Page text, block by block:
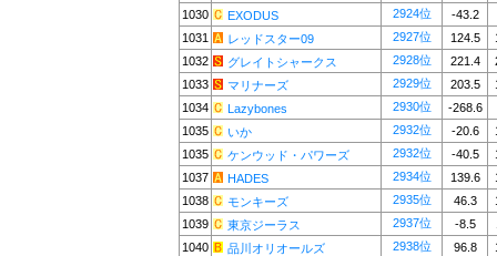
1030
EXODUS 2924位
-43.2
1031
レッドスター09 2927位 124.5
1032
グレイトシャークス 2928位 221.4
1033
マリナーズ 2929位 203.5
1034
Lazybones 2930位
-268.6
1035
いか 2932位 -20.6
1035
ケンウッド・パワーズ 2932位 -40.5
1037
HADES 2934位 139.6
1038
モンキーズ 2935位 46.3
1039
東京ジーラス 2937位 -8.5
1040
品川オリオールズ 2938位 96.8